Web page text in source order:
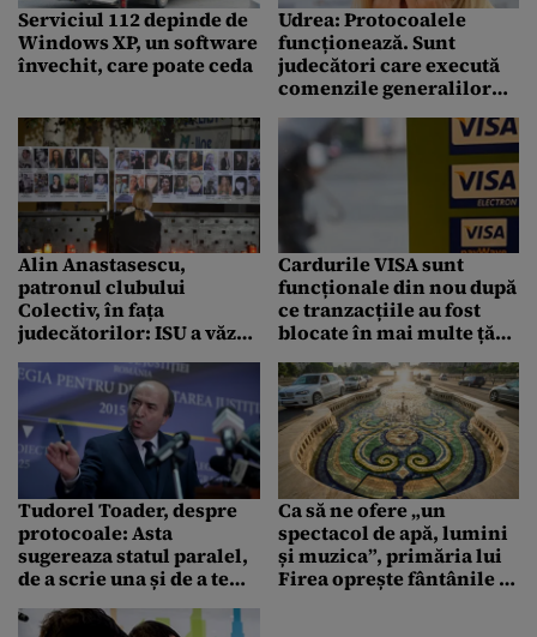
Serviciul 112 depinde de
Windows XP, un software
învechit, care poate ceda
Udrea: Protocoalele
funcționează. Sunt
judecători care execută
comenzile generalilor
Alin Anastasescu,
patronul clubului
Colectiv, în fața
judecătorilor: ISU a văzut
spus că e în ordine
Cardurile VISA sunt
funcționale din nou după
ce tranzacțiile au fost
blocate în mai multe țări
Tudorel Toader, despre
protocoale: Asta
sugereaza statul paralel,
de a scrie una și de a te
Ca să ne ofere „un
spectacol de apă, lumini
și muzica”, primăria lui
Firea oprește fântânile în